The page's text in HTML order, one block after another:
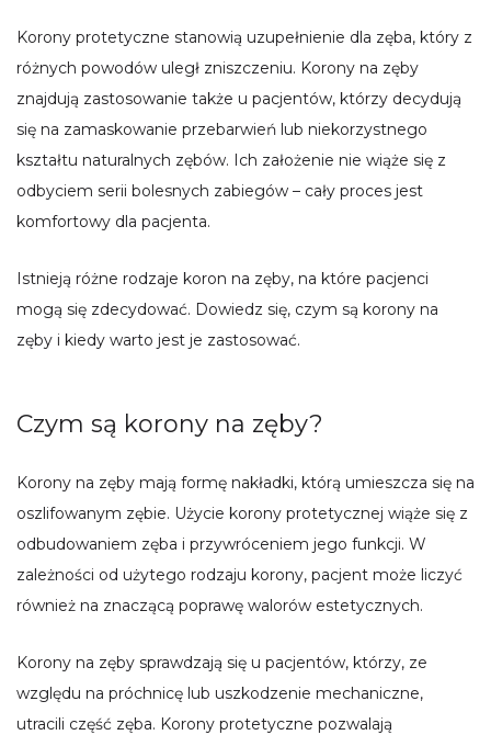
Korony protetyczne stanowią uzupełnienie dla zęba, który z
różnych powodów uległ zniszczeniu. Korony na zęby
znajdują zastosowanie także u pacjentów, którzy decydują
się na zamaskowanie przebarwień lub niekorzystnego
kształtu naturalnych zębów. Ich założenie nie wiąże się z
odbyciem serii bolesnych zabiegów – cały proces jest
komfortowy dla pacjenta.
Istnieją różne rodzaje koron na zęby, na które pacjenci
mogą się zdecydować. Dowiedz się, czym są korony na
zęby i kiedy warto jest je zastosować.
Czym są korony na zęby?
Korony na zęby mają formę nakładki, którą umieszcza się na
oszlifowanym zębie. Użycie korony protetycznej wiąże się z
odbudowaniem zęba i przywróceniem jego funkcji. W
zależności od użytego rodzaju korony, pacjent może liczyć
również na znaczącą poprawę walorów estetycznych.
Korony na zęby sprawdzają się u pacjentów, którzy, ze
względu na próchnicę lub uszkodzenie mechaniczne,
utracili część zęba. Korony protetyczne pozwalają